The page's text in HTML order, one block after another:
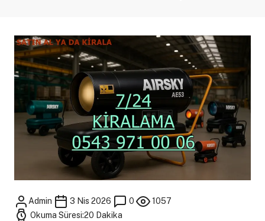
Admin 3 Nis 2026 0
1057
Okuma Süresi:20 Dakika